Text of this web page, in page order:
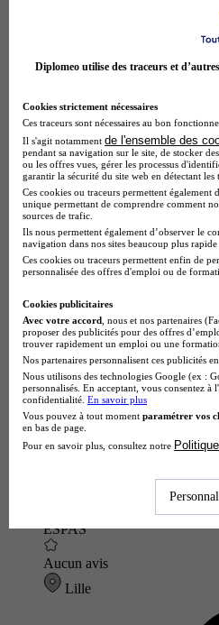
École de photo, audiovisuel,
Voir l’établissement
ESPAS
Aucun avis
Lille
Diplomeo utilise des traceurs et
Cookies strictement nécessaires
Ces traceurs sont nécessaires au bon
Il s'agit notamment de l'ensemble des
pendant sa navigation sur le site, de stocker
ou les offres vues, gérer les processus
garantir la sécurité du site web en détectant
Ces cookies ou traceurs permettent
unique permettant de comprendre comment
sources de trafic.
Ils nous permettent également d’observer le
navigation dans nos sites beaucoup plus rapide
Ces cookies ou traceurs permettent enfin de
personnalisée des offres d'emploi ou de
Cookies publicitaires
Avec votre accord , nous et nos partenaires
proposer des publicités pour des offres
trouver rapidement un emploi ou une
Nos partenaires personnalisent ces publicités
Nous utilisons des technologies Google (ex :
personnalisés. En acceptant, vous consentez
confidentialité. En savoir plus
Vous pouvez à tout moment paramétrer vos
en bas de page.
Pour en savoir plus, consultez notre